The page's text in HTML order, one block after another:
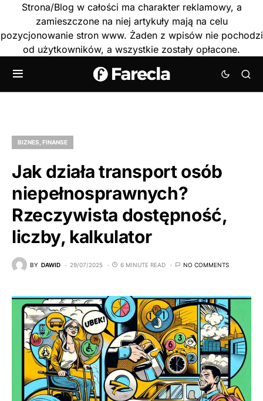
Strona/Blog w całości ma charakter reklamowy, a
zamieszczone na niej artykuły mają na celu
pozycjonowanie stron www. Żaden z wpisów nie pochodzi
od użytkowników, a wszystkie zostały opłacone.
BIZNES, FINANSE
Jak działa transport osób
niepełnosprawnych?
Rzeczywista dostępność,
liczby, kalkulator
BY DAWID 29/07/2025 6 MINUTE READ NO COMMENTS